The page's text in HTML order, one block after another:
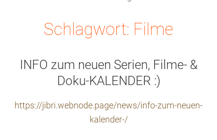
Schlagwort: Filme
INFO zum neuen Serien, Filme- &
Doku-KALENDER :)
https://jibri.webnode.page/news/info-zum-neuen-
kalender-/